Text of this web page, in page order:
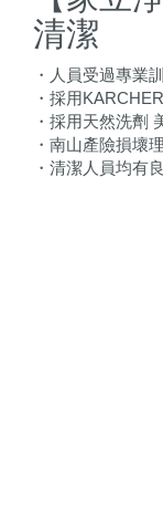
清潔
・人員受過專業
・採用
・採用天然洗劑
・南山產險損壞
・清潔人員均有